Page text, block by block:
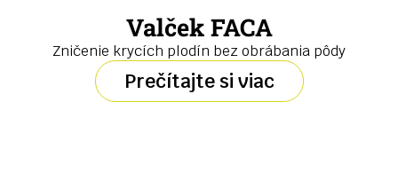
Valček FACA
Zničenie krycích plodín bez obrábania pôdy
Prečítajte si viac